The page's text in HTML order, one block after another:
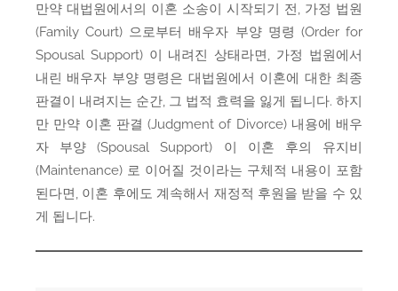
만약 대법원에서의 이혼 소송이 시작되기 전, 가정 법원
(Family Court) 으로부터 배우자 부양 명령 (Order for
Spousal Support) 이 내려진 상태라면, 가정 법원에서
내린 배우자 부양 명령은 대법원에서 이혼에 대한 최종
판결이 내려지는 순간, 그 법적 효력을 잃게 됩니다. 하지
만 만약 이혼 판결 (Judgment of Divorce) 내용에 배우
자 부양 (Spousal Support) 이 이혼 후의 유지비
(Maintenance) 로 이어질 것이라는 구체적 내용이 포함
된다면, 이혼 후에도 계속해서 재정적 후원을 받을 수 있
게 됩니다.